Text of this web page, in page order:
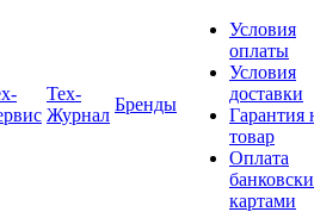
Тех-
Журнал
Бренды
Условия
оплаты
Условия
доставки
Гарантия
товар
Оплата
картами